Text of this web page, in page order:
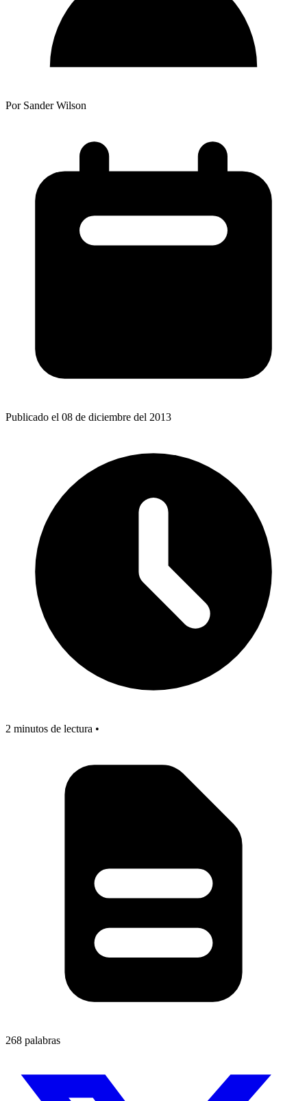
Por Sander Wilson
Publicado el 08 de diciembre del 2013
2 minutos de lectura •
268 palabras